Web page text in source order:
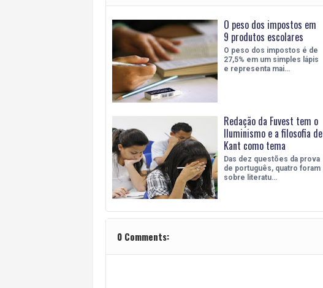
O peso dos impostos em
9 produtos escolares
O peso dos impostos é de
27,5% em um simples lápis
e representa mai…
Redação da Fuvest tem o
Iluminismo e a filosofia de
Kant como tema
Das dez questões da prova
de português, quatro foram
sobre literatu…
0 Comments: